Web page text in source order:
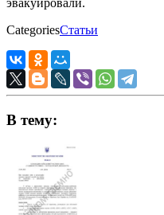
эвакуировали.
CategoriesСтатьи
В тему: